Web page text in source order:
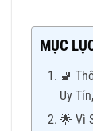
MỤC
🚽
Uy
🌟 Vì